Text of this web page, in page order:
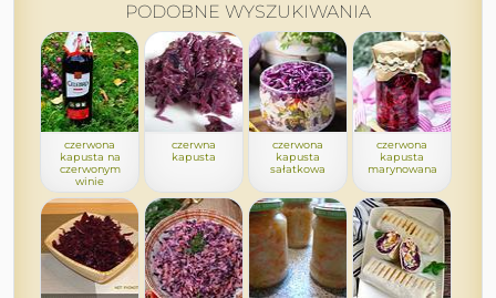
PODOBNE WYSZUKIWANIA
czerwona
kapusta na
czerwonym
winie
czerwna
kapusta
czerwona
kapusta
sałatkowa
czerwona
kapusta
marynowana